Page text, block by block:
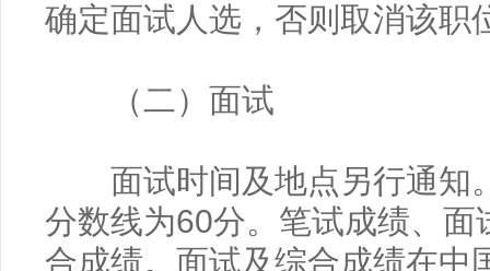
确定面试人选，否则取消该职
（二）面试
面试时间及地点另行通知
分数线为60分。笔试成绩、
合成绩。面试及综合成绩在中